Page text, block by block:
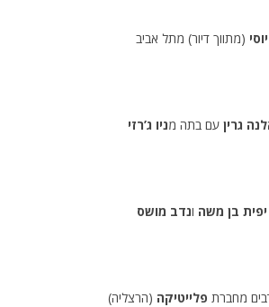
יוסי (מתווך דיור) מתל אביב
גרין עם בתה מניו ג’רזי
יפית בן משה ונדב מושס
מחברת פלייטיקה (הרצליה)